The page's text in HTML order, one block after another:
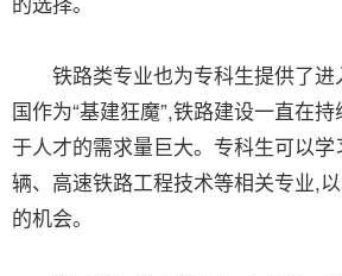
铁路类专业也为专科生提供了进
国作为“基建狂魔”,铁路建设一直在
于人才的需求量巨大。专科生可以
辆、高速铁路工程技术等相关专业,
的机会。